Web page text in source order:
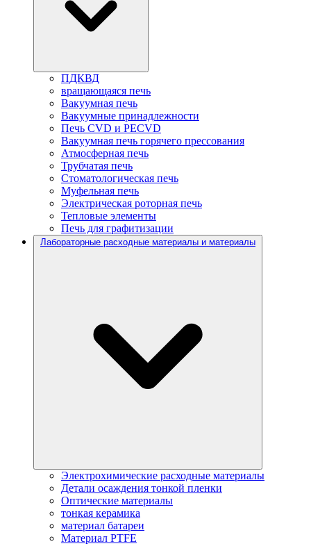
ПДКВД
вращающаяся печь
Вакуумная печь
Вакуумные принадлежности
Печь CVD и PECVD
Вакуумная печь горячего прессования
Атмосферная печь
Трубчатая печь
Стоматологическая печь
Муфельная печь
Электрическая роторная печь
Тепловые элементы
Печь для графитизации
Лабораторные расходные материалы и материалы
Электрохимические расходные материалы
Детали осаждения тонкой пленки
Оптические материалы
тонкая керамика
материал батареи
Материал PTFE